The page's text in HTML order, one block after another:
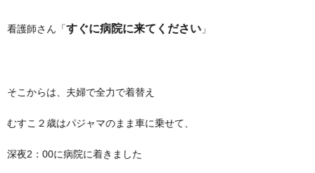
看護師さん「すぐに病院に来てください」
そこからは、夫婦で全力で着替え
むすこ２歳はパジャマのまま車に乗せて、
深夜2：00に病院に着きました